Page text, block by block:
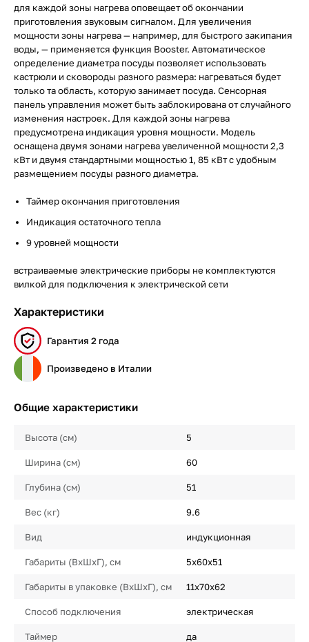
для каждой зоны нагрева оповещает об окончании
приготовления звуковым сигналом. Для увеличения
мощности зоны нагрева — например, для быстрого закипания
воды, — применяется функция Booster. Автоматическое
определение диаметра посуды позволяет использовать
кастрюли и сковороды разного размера: нагреваться будет
только та область, которую занимает посуда. Сенсорная
панель управления может быть заблокирована от случайного
изменения настроек. Для каждой зоны нагрева
предусмотрена индикация уровня мощности. Модель
оснащена двумя зонами нагрева увеличенной мощности 2,3
кВт и двумя стандартными мощностью 1, 85 кВт с удобным
размещением посуды разного диаметра.
Таймер окончания приготовления
Индикация остаточного тепла
9 уровней мощности
встраиваемые электрические приборы не комплектуются
вилкой для подключения к электрической сети
Характеристики
Гарантия 2 года
Произведено в Италии
Общие характеристики
Высота (см) 5
Ширина (см) 60
Глубина (см) 51
Вес (кг) 9.6
Вид индукционная
Габариты (ВхШхГ), см 5х60х51
Габариты в упаковке (ВхШхГ), см 11х70х62
Способ подключения электрическая
Таймер да